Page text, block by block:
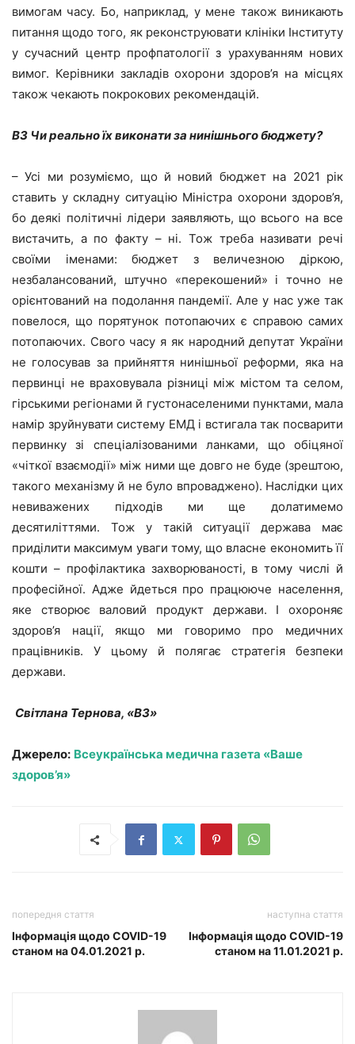
вимогам часу. Бо, наприклад, у мене також виникають
питання щодо того, як реконструювати клініки Інституту
у сучасний центр профпатології з урахуванням нових
вимог. Керівники закладів охорони здоров’я на місцях
також чекають покрокових рекомендацій.
ВЗ Чи реально їх виконати за нинішнього бюджету?
– Усі ми розуміємо, що й новий бюджет на 2021 рік
ставить у складну ситуацію Міністра охорони здоров’я,
бо деякі політичні лідери заявляють, що всього на все
вистачить, а по факту – ні. Тож треба називати речі
своїми іменами: бюджет з величезною діркою,
незбалансований, штучно «перекошений» і точно не
орієнтований на подолання пандемії. Але у нас уже так
повелося, що порятунок потопаючих є справою самих
потопаючих. Свого часу я як народний депутат України
не голосував за прийняття нинішньої реформи, яка на
первинці не враховувала різниці між містом та селом,
гірськими регіонами й густонаселеними пунктами, мала
намір зруйнувати систему ЕМД і встигала так посварити
первинку зі спеціалізованими ланками, що обіцяної
«чіткої взаємодії» між ними ще довго не буде (зрештою,
такого механізму й не було впроваджено). Наслідки цих
невиважених підходів ми ще долатимемо
десятиліттями. Тож у такій ситуації держава має
приділити максимум уваги тому, що власне економить її
кошти – профілактика захворюваності, в тому числі й
професійної. Адже йдеться про працююче населення,
яке створює валовий продукт держави. І охороняє
здоров’я нації, якщо ми говоримо про медичних
працівників. У цьому й полягає стратегія безпеки
держави.
Світлана Тернова, «ВЗ»
Джерело: Всеукраїнська медична газета «Ваше
здоров’я»
попередня стаття
Інформація щодо COVID-19
станом на 04.01.2021 р.
наступна стаття
Інформація щодо COVID-19
станом на 11.01.2021 р.